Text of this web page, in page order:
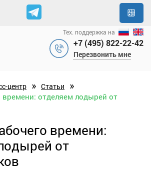
+7 (495) 822-22-42
Перезвонить мне
Тех. поддержка на
центр » Статьи »
времени: отделяем лодырей от
времени:
от